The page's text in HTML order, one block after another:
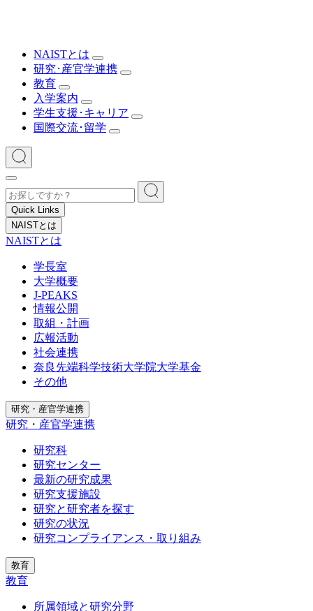
NAISTとは
研究･産官学連携
教育
入学案内
学生支援･キャリア
国際交流･留学
Quick Links
NAISTとは
NAISTとは
学長室
大学概要
J-PEAKS
情報公開
取組・計画
広報活動
社会連携
奈良先端科学技術大学院大学基金
その他
研究・産官学連携
研究・産官学連携
研究科
研究センター
最新の研究成果
研究支援施設
研究と研究者を探す
研究の状況
研究コンプライアンス・取り組み
教育
教育
所属領域と研究分野